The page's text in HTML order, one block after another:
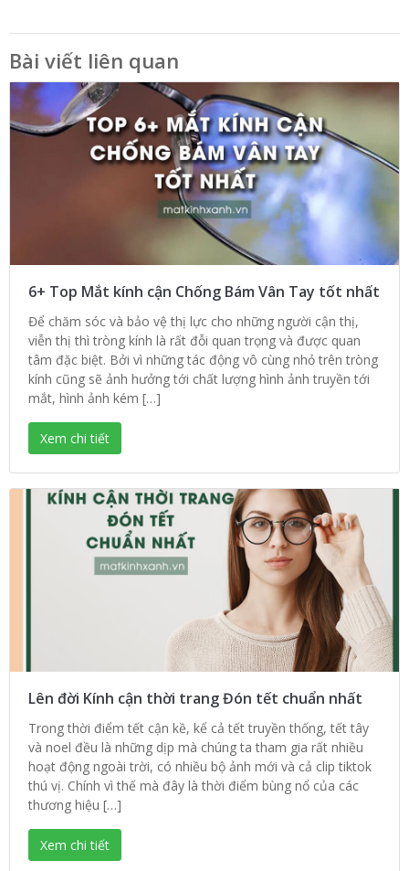
Bài viết liên quan
6+ Top Mắt kính cận Chống Bám Vân Tay tốt nhất
Để chăm sóc và bảo vệ thị lực cho những người cận thị,
viễn thị thì tròng kính là rất đỗi quan trọng và được quan
tâm đặc biệt. Bởi vì những tác động vô cùng nhỏ trên tròng
kính cũng sẽ ảnh hưởng tới chất lượng hình ảnh truyền tới
mắt, hình ảnh kém […]
Xem chi tiết
Lên đời Kính cận thời trang Đón tết chuẩn nhất
Trong thời điểm tết cận kề, kể cả tết truyền thống, tết tây
và noel đều là những dịp mà chúng ta tham gia rất nhiều
hoạt động ngoài trời, có nhiều bộ ảnh mới và cả clip tiktok
thú vị. Chính vì thế mà đây là thời điểm bùng nổ của các
thương hiệu […]
Xem chi tiết